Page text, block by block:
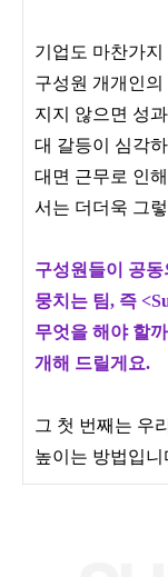
기업도 마찬가지
구성원 개개인
지지 않으면 성
대 갈등이 심각
대면 근무로 인
서는 더더욱 그
구성원들이 공
뭉치는 팀, 즉
무엇을 해야 할
개해 드릴게요.
그 첫 번째는 우
높이는 방법입니